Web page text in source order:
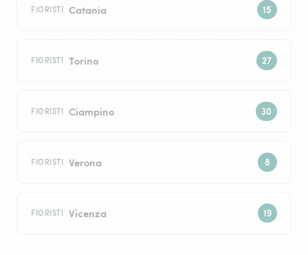
FIORISTI Catania
FIORISTI Torino
FIORISTI Ciampino
FIORISTI Verona
FIORISTI Vicenza